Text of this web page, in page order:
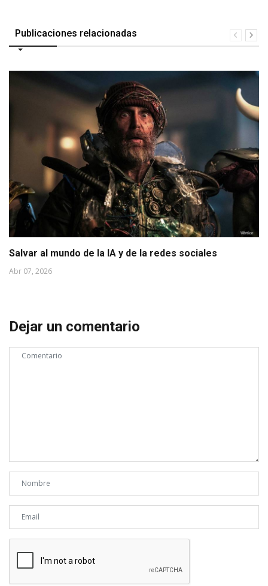
Publicaciones relacionadas
Salvar al mundo de la IA y de la redes sociales
Abr 07, 2026
Dejar un comentario